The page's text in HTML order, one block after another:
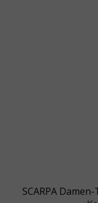
SCARPA